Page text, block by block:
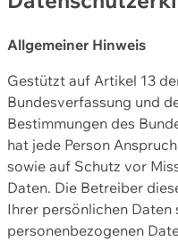
Allgemeiner Hinweis
Gestützt auf Artikel 13
Bundesverfassung und
Bestimmungen des
hat jede Person
sowie auf Schutz vor
Daten. Die Betreiber
Ihrer persönlichen Daten
personenbezogenen